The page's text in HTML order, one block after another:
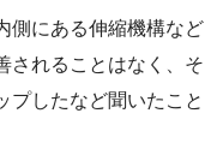
側にある伸縮機構など
されることはなく、そ
プしたなど聞いたこと